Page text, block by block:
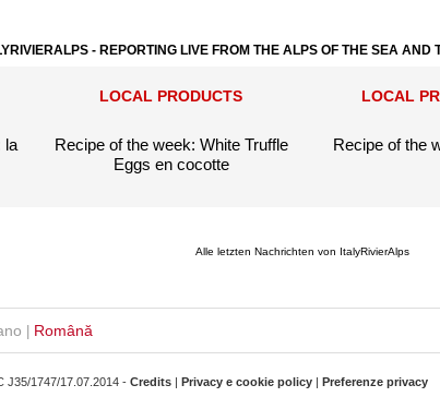
- REPORTING LIVE FROM THE ALPS OF THE SEA
la
LOCAL PRODUCTS
Recipe of the week: White Truffle
Eggs en cocotte
LOCAL
Recipe of the
Alle letzten Nachrichten von ItalyRivierAlps
Română
J35/1747/17.07.2014 - Credits | Privacy e cookie policy | Preferenze privacy